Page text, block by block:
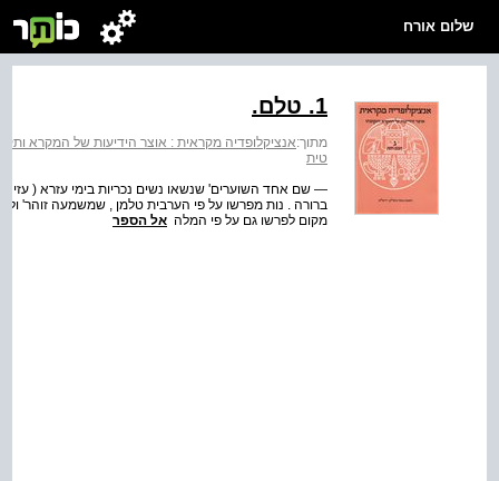
שלום אורח
1. טלם.
מתוך:אנציקלופדיה מקראית : אוצר הידיעות של המקרא
טית
ברורה . נות מפרשו על פי הערבית טלמן , שמשמעה זוהר'
מקום לפרשו גם על פי המלה אל הספר